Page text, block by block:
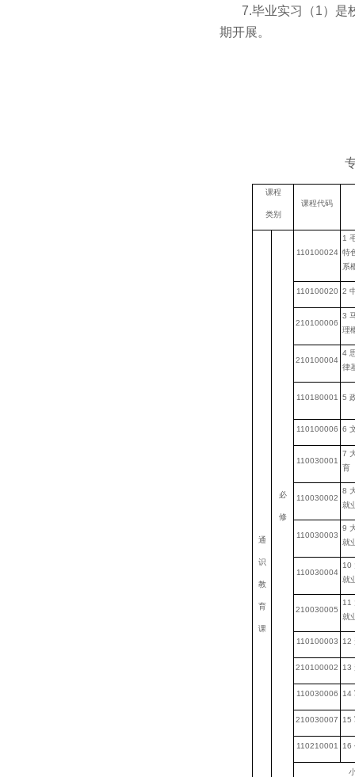
7.毕业实习（1）是
期开展。
课程
类别
课程代码
通
识
教
育
课
必
修
110100024
1
特
系
110100020 2
210100006
3
理
210100004
4
律
110180001 5
110100006 6
110030001
7
育
110030002
8
就
110030003
9
就
110030004
10
就
210030005
11
就
110100003 12
210100002 13
110030006 14
210030007 15
110210001 16